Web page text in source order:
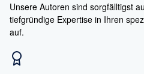
Unsere Autoren sind sorgfälltigst
tiefgründige Expertise in Ihren
auf.